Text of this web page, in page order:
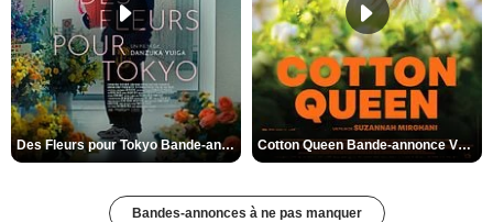
Des Fleurs pour Tokyo Bande-annonce VO STFR Cotton Queen Bande-annonce VO STFR
Bandes-annonces à ne pas manquer